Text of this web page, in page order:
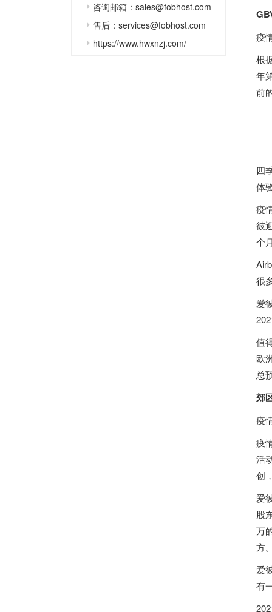
咨询邮箱：sales@fobhost.com
售后：services@fobhost.com
https://www.hwxnzj.com/
疫
根
年
前
四
体
疫
彼
个
很
爱
值
欧
总
郊
疫
疫
活
创
爱
股
万
方
爱
有